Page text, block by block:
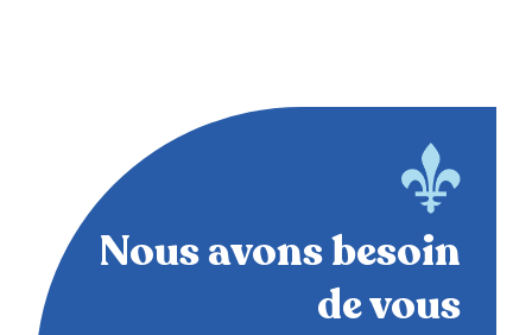
Nous avons besoin
de vous